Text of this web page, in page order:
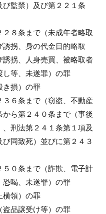
び監禁）及び第２２１条
８条まで（未成年者略取
拐、身の代金目的略取
拐、人身売買、被略取者
し等、未遂罪）の罪
き損）の罪
３６条まで（窃盗、不動産
ら第２４０条まで（事後
刑法第２４１条第１項及
同致死）並びに第２４３
５０条まで（詐欺、電子計
恐喝、未遂罪）の罪
横領）の罪
盗品譲受け等）の罪